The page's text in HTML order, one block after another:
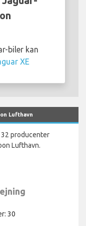
biler kan
XE
Lufthavn
producenter
Lufthavn.
30